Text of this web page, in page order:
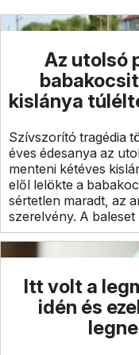
Az utolsó
kislánya
Szívszorító tragédia
éves édesanya az
menteni kétéves
elől lelökte a
sértetlen maradt, az
szerelvény. A
Itt volt a
idén és